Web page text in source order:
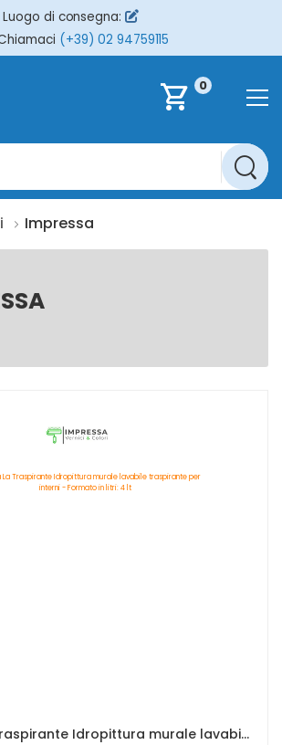
Luogo di consegna:
(+39) 02 94759115
shopping_cart 0
Impressa
Impressa La Traspirante Idropittura murale lavabile traspirante per interni - Formato in litri: 4 lt